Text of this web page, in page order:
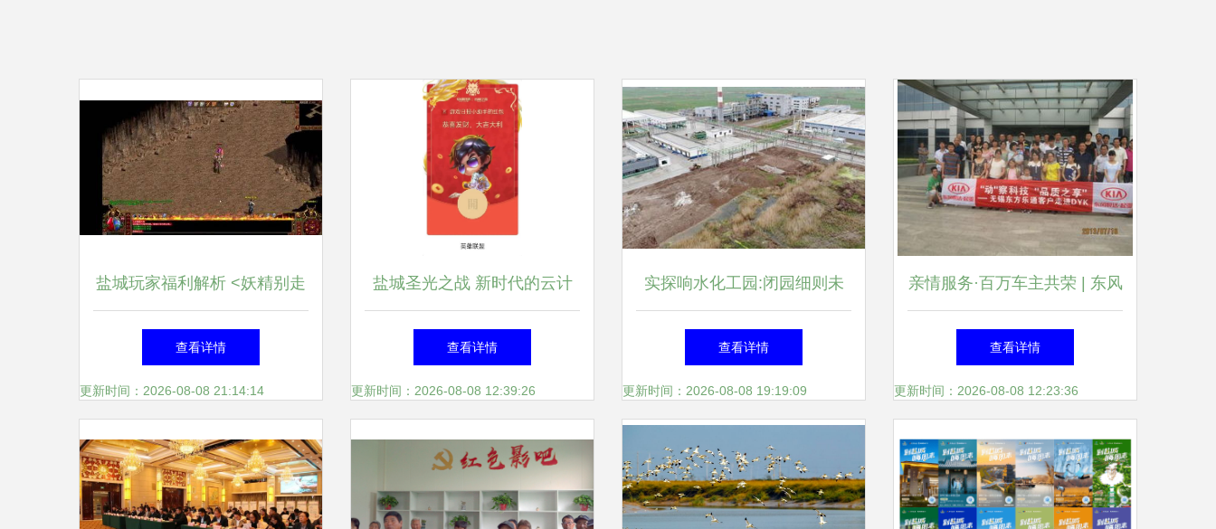
盐城玩家福利解析 <妖精别走
>携手本地推广服务，打造沉
浸式游戏体验
查看详情
更新时间：2026-08-08 21:14:14
盐城圣光之战 新时代的云计
算与本地化服务标杆
查看详情
更新时间：2026-08-08 12:39:26
实探响水化工园:闭园细则未
定，部分企业分流员工，盐城
推广服务新模式
查看详情
更新时间：2026-08-08 19:19:09
亲情服务·百万车主共荣 | 东风
悦达起亚车主回娘家活动盐城
站热招中
查看详情
更新时间：2026-08-08 12:23:36